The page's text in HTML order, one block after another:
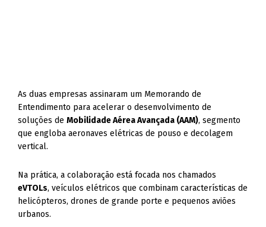
As duas empresas assinaram um Memorando de
Entendimento para acelerar o desenvolvimento de
soluções deMobilidade Aérea Avançada (AAM), segmento
que engloba aeronaves elétricas de pouso e decolagem
vertical.
Na prática, a colaboração está focada nos chamados
eVTOLs, veículos elétricos que combinam características de
helicópteros, drones de grande porte e pequenos aviões
urbanos.